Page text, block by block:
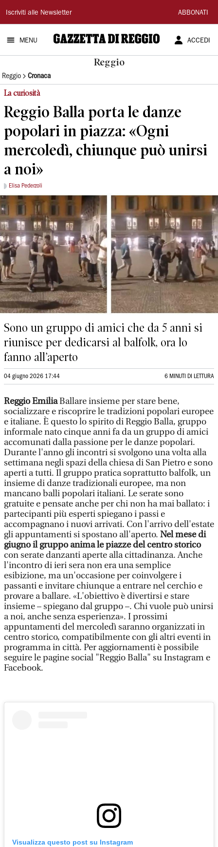
Gazzetta
di
Reggio
Iscriviti alle Newsletter ABBONATI
MENU ACCEDI
Reggio
Reggio Cronaca
La curiosità
Reggio Balla porta le danze
popolari in piazza: «Ogni
mercoledì, chiunque può unirsi
a noi»
Elisa Pederzoli
Sono un gruppo di amici che da 5 anni si
riunisce per dedicarsi al balfolk, ora lo
fanno all’aperto
04 giugno 2026 17:44 6 MINUTI DI LETTURA
Reggio EmiliaBallare insieme per stare bene,
socializzare e riscoprire le tradizioni popolari europee
e italiane. È questo lo spirito di Reggio Balla, gruppo
informale nato cinque anni fa da un gruppo di amici
accomunati dalla passione per le danze popolari.
Durante l'anno gli incontri si svolgono una volta alla
settimana negli spazi della chiesa di San Pietro e sono
aperti a tutti. Il gruppo pratica soprattutto balfolk, un
insieme di danze tradizionali europee, ma non
mancano balli popolari italiani. Le serate sono
gratuite e pensate anche per chi non ha mai ballato: i
partecipanti più esperti spiegano i passi e
accompagnano i nuovi arrivati. Con l'arrivo dell'estate
gli appuntamenti si spostano all'aperto. Nel mese di
giugno il gruppo anima le piazze del centro storico
con serate danzanti aperte alla cittadinanza. Anche
l'incontro di ieri sera non era una semplice
esibizione, ma un'occasione per coinvolgere i
passanti e invitare chiunque a entrare nel cerchio e
provare a ballare. «L'obiettivo è divertirsi e stare
insieme – spiegano dal gruppo –. Chi vuole può unirsi
a noi, anche senza esperienza». I prossimi
appuntamenti del mercoledì saranno organizzati in
centro storico, compatibilmente con gli altri eventi in
programma in città. Per aggiornamenti è possibile
seguire le pagine social "Reggio Balla" su Instagram e
Facebook.
Visualizza questo post su Instagram